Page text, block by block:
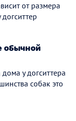
от размера
обычной
у догситтера
собак это